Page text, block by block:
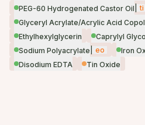
PEG-60 Hydrogenated Castor Oil
ti
Glyceryl Acrylate/Acrylic Acid
Ethylhexylglycerin
Caprylyl
Sodium Polyacrylate
eo Iron
Disodium EDTA
Tin Oxide